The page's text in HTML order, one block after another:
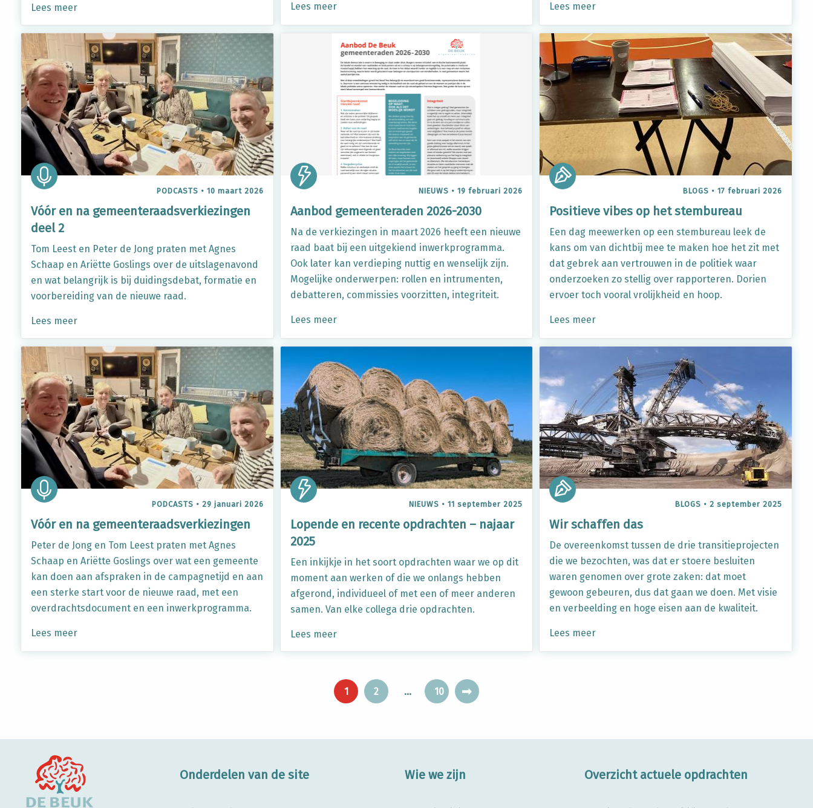
Lees meer Lees meer Lees meer
PODCASTS • 10 maart 2026
Vóór en na gemeenteraadsverkiezingen
deel 2
Tom Leest en Peter de Jong praten met Agnes
Schaap en Ariëtte Goslings over de uitslagenavond
en wat belangrijk is bij duidingsdebat, formatie en
voorbereiding van de nieuwe raad.
Lees meer
NIEUWS •19 februari 2026
Aanbod gemeenteraden 2026-2030
Na de verkiezingen in maart 2026 heeft een nieuwe
raad baat bij een uitgekiend inwerkprogramma.
Ook later kan verdieping nuttig en wenselijk zijn.
Mogelijke onderwerpen: rollen en intrumenten,
debatteren, commissies voorzitten, integriteit.
Lees meer
BLOGS • 17 februari 2026
Positieve vibes op het stembureau
Een dag meewerken op een stembureau leek de
kans om van dichtbij mee te maken hoe het zit met
dat gebrek aan vertrouwen in de politiek waar
onderzoeken zo stellig over rapporteren. Dorien
ervoer toch vooral vrolijkheid en hoop.
Lees meer
PODCASTS • 29 januari 2026
Vóór en na gemeenteraadsverkiezingen
Peter de Jong en Tom Leest praten met Agnes
Schaap en Ariëtte Goslings over wat een gemeente
kan doen aan afspraken in de campagnetijd en aan
een sterke start voor de nieuwe raad, met een
overdrachtsdocument en een inwerkprogramma.
Lees meer
NIEUWS •11 september 2025
Lopende en recente opdrachten – najaar
2025
Een inkijkje in het soort opdrachten waar we op dit
moment aan werken of die we onlangs hebben
afgerond, individueel of met een of meer anderen
samen. Van elke collega drie opdrachten.
Lees meer
BLOGS • 2 september 2025
Wir schaffen das
De overeenkomst tussen de drie transitieprojecten
die we bezochten, was dat er stoere besluiten
waren genomen over grote zaken: dat moet
gewoon gebeuren, dus dat gaan we doen. Met visie
en verbeelding en hoge eisen aan de kwaliteit.
Lees meer
1 2 … 10
Onderdelen van de site Wie we zijn Overzicht actuele opdrachten